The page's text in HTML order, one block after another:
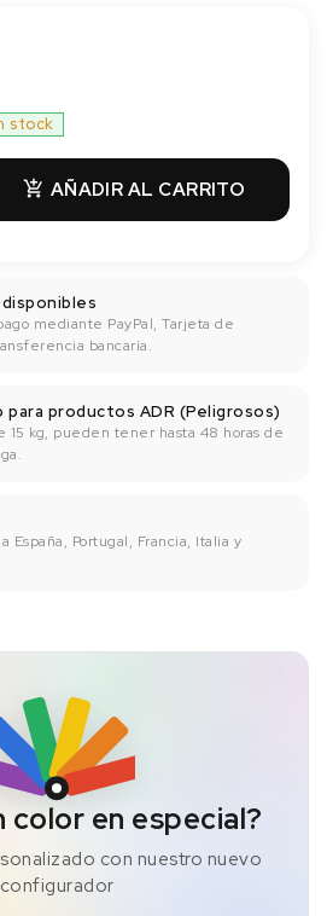
 AÑADIR AL CARRITO
stock
mediante PayPal, Tarjeta de
bancaría.
para productos ADR (Peligrosos)
15 kg, pueden tener hasta 48 horas de
España, Portugal, Francia, Italia y
color en especial?
con nuestro nuevo
configurador